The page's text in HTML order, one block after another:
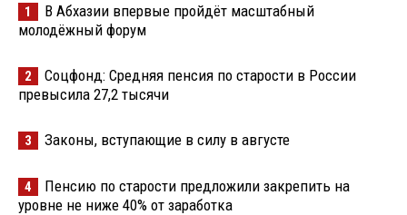
1
В Абхазии впервые пройдёт масштабный
молодёжный форум
2
Соцфонд: Средняя пенсия по старости в России
превысила 27,2 тысячи
3 Законы, вступающие в силу в августе
4
Пенсию по старости предложили закрепить на
уровне не ниже 40% от заработка